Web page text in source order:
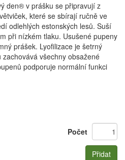
den® v prášku se připravují z
které se sbírají ručně ve
odlehlých estonských lesů. Suší
při nízkém tlaku. Usušené pupeny
prášek. Lyofilizace je šetrný
všechny obsažené
podporuje normální funkci
Počet
Přidat